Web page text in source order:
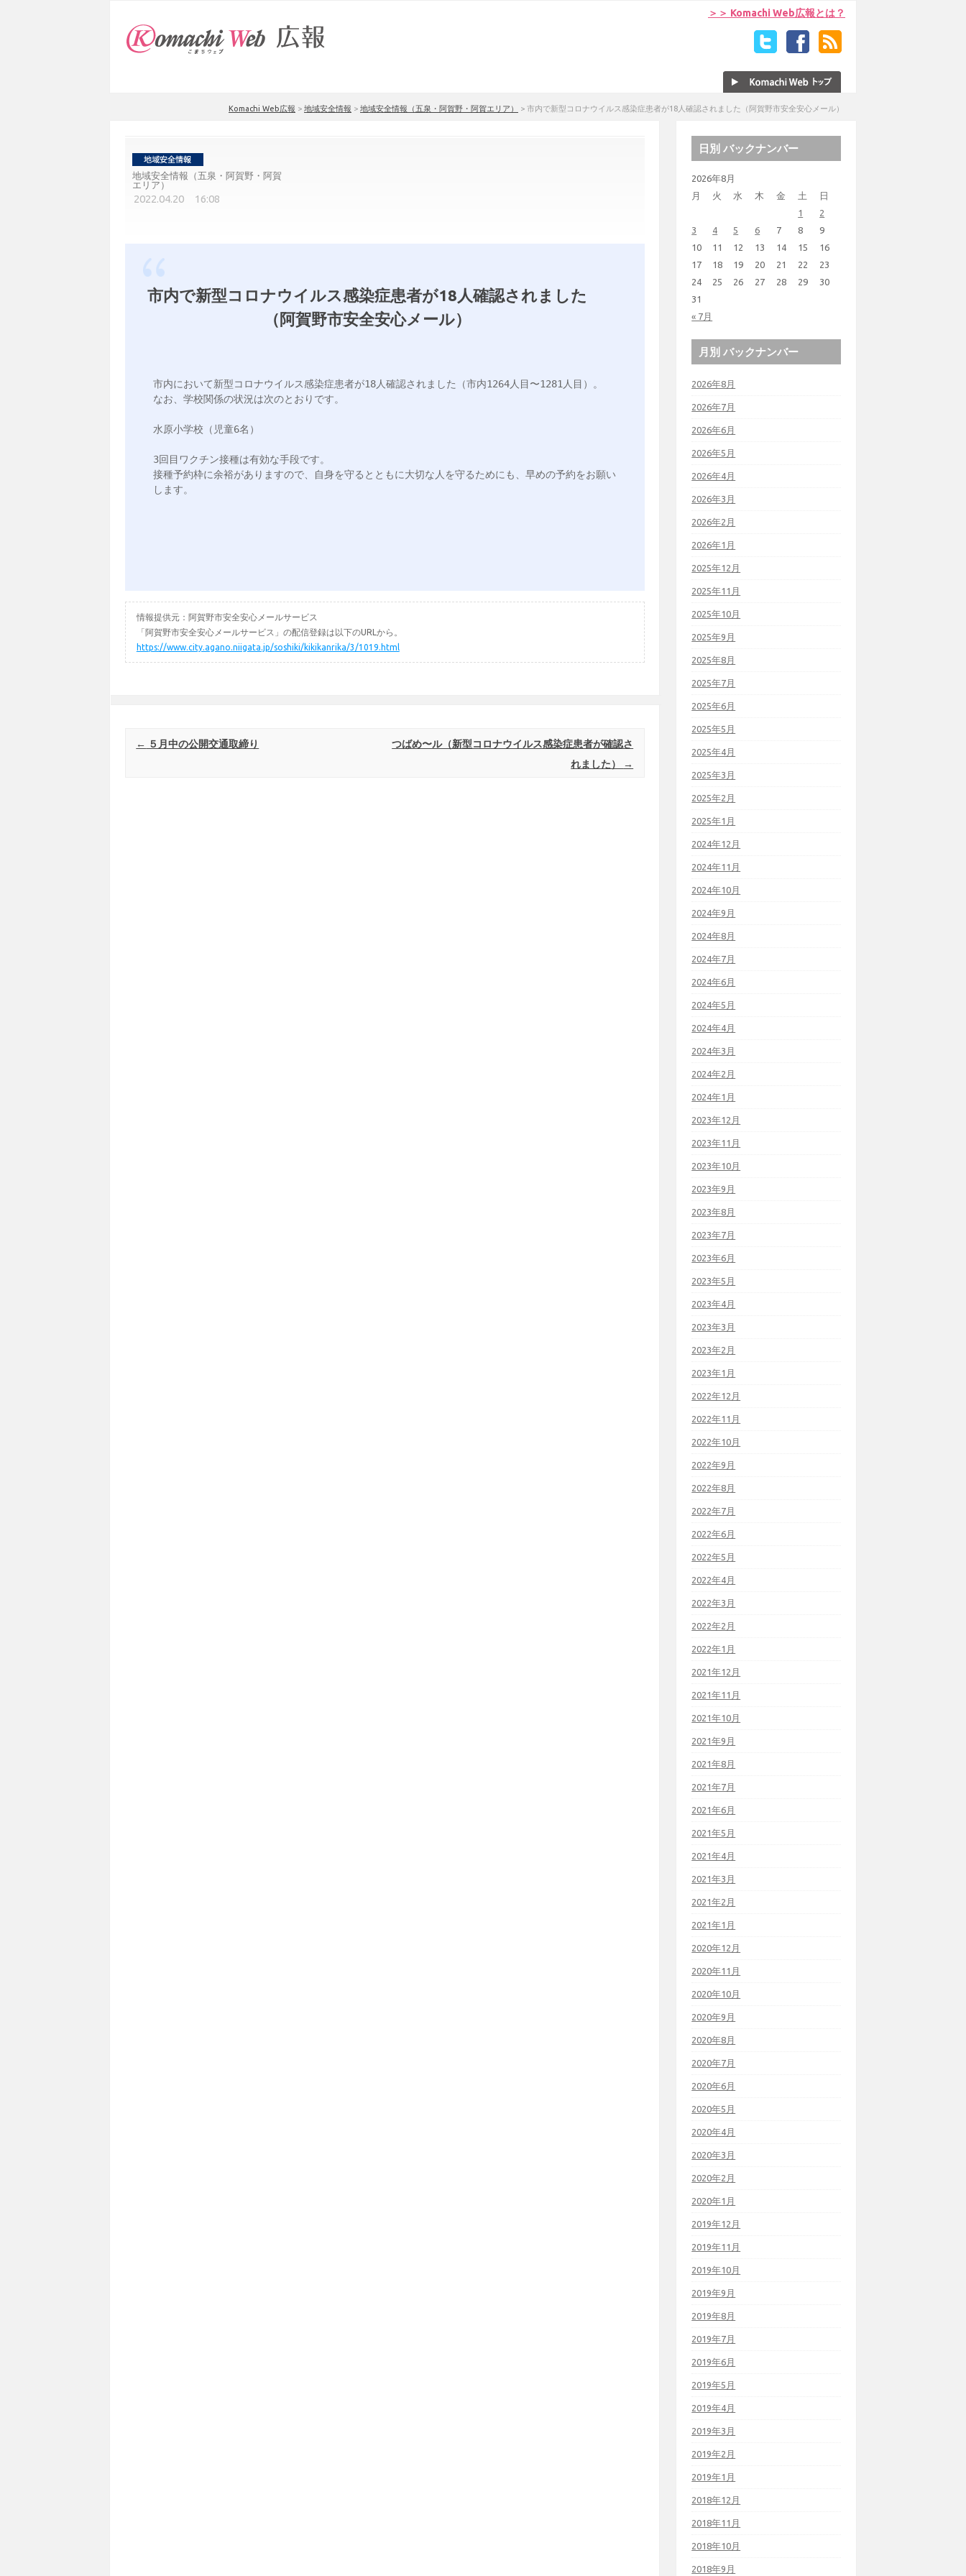
＞＞ Komachi Web広報とは？
Komachi Web広報 > 地域安全情報 > 地域安全情報（五泉・阿賀野・阿賀エリア） > 市内で新型コロナウイルス感染症患者が18人確認されました（阿賀野市安全安心メール）
地域安全情報（五泉・阿賀野・阿賀
エリア）
2022.04.20 16:08
市内で新型コロナウイルス感染症患者が18人確認されました
（阿賀野市安全安心メール）
市内において新型コロナウイルス感染症患者が18人確認されました（市内1264人目〜1281人目）。
なお、学校関係の状況は次のとおりです。
水原小学校（児童6名）
3回目ワクチン接種は有効な手段です。
接種予約枠に余裕がありますので、自身を守るとともに大切な人を守るためにも、早めの予約をお願い
します。
情報提供元：阿賀野市安全安心メールサービス
「阿賀野市安全安心メールサービス」の配信登録は以下のURLから。
https://www.city.agano.niigata.jp/soshiki/kikikanrika/3/1019.html
Post navigation
← ５月中の公開交通取締り
つばめ〜ル（新型コロナウイルス感染症患者が確認さ
れました）
→
日別 バックナンバー
2026年8月
月
火 水 木 金 土 日
« 7月
1
2
3
4 5 6 7 8
9
10
11 12 13 14 15
16
17
18 19 20 21 22
23
24
25 26 27 28 29
30
31
月別 バックナンバー
2026年8月
2026年7月
2026年6月
2026年5月
2026年4月
2026年3月
2026年2月
2026年1月
2025年12月
2025年11月
2025年10月
2025年9月
2025年8月
2025年7月
2025年6月
2025年5月
2025年4月
2025年3月
2025年2月
2025年1月
2024年12月
2024年11月
2024年10月
2024年9月
2024年8月
2024年7月
2024年6月
2024年5月
2024年4月
2024年3月
2024年2月
2024年1月
2023年12月
2023年11月
2023年10月
2023年9月
2023年8月
2023年7月
2023年6月
2023年5月
2023年4月
2023年3月
2023年2月
2023年1月
2022年12月
2022年11月
2022年10月
2022年9月
2022年8月
2022年7月
2022年6月
2022年5月
2022年4月
2022年3月
2022年2月
2022年1月
2021年12月
2021年11月
2021年10月
2021年9月
2021年8月
2021年7月
2021年6月
2021年5月
2021年4月
2021年3月
2021年2月
2021年1月
2020年12月
2020年11月
2020年10月
2020年9月
2020年8月
2020年7月
2020年6月
2020年5月
2020年4月
2020年3月
2020年2月
2020年1月
2019年12月
2019年11月
2019年10月
2019年9月
2019年8月
2019年7月
2019年6月
2019年5月
2019年4月
2019年3月
2019年2月
2019年1月
2018年12月
2018年11月
2018年10月
2018年9月